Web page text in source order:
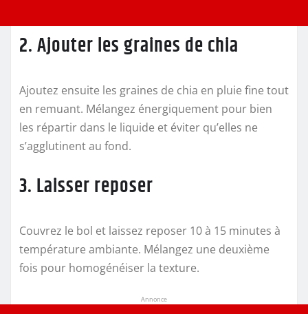
2. Ajouter les graines de chia
Ajoutez ensuite les graines de chia en pluie fine tout
en remuant. Mélangez énergiquement pour bien
les répartir dans le liquide et éviter qu’elles ne
s’agglutinent au fond.
3. Laisser reposer
Couvrez le bol et laissez reposer 10 à 15 minutes à
température ambiante. Mélangez une deuxième
fois pour homogénéiser la texture.
Annonce